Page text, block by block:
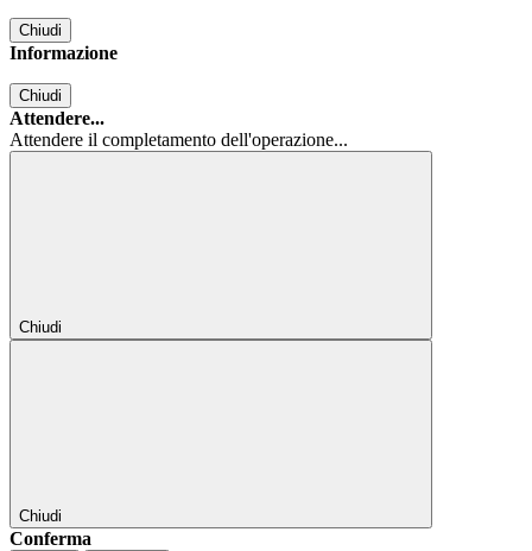
Chiudi
Informazione
Chiudi
Attendere...
Attendere il completamento dell'operazione...
Chiudi
Chiudi
Conferma